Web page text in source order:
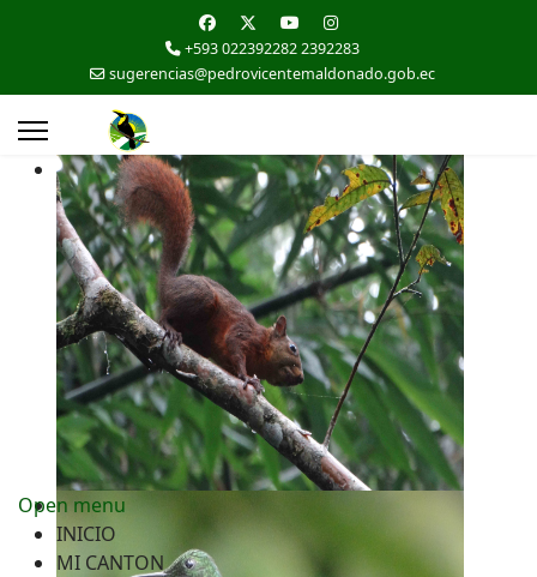
+593 022392282 2392283
sugerencias@pedrovicentemaldonado.gob.ec
Open menu
INICIO
MI CANTON